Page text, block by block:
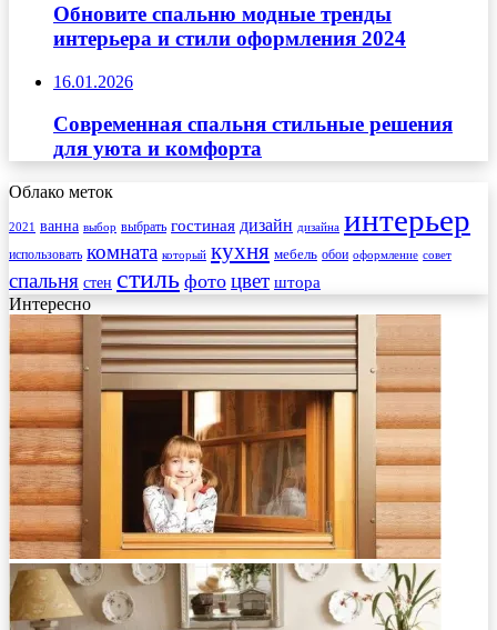
Обновите спальню модные тренды
интерьера и стили оформления 2024
16.01.2026
Современная спальня стильные решения
для уюта и комфорта
Облако меток
2021 ванна выбор выбрать гостиная дизайн дизайна интерьер
использовать комната который кухня мебель обои оформление совет
спальня стен стиль фото цвет штора
Интересно